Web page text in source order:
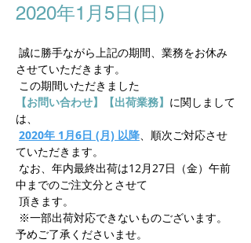
2020年1月5日(日)
誠に勝手ながら上記の期間、業務をお休み
させていただきます。
この期間いただきました
【お問い合わせ】【出荷業務】 に関しまして
は、
2020年 1月6日 (月) 以降、順次ご対応させ
ていただきます。
なお、年内最終出荷は12月27日（金）午前
中までのご注文分とさせて
頂きます。
※一部出荷対応できないものございます。
予めご了承くださいませ。